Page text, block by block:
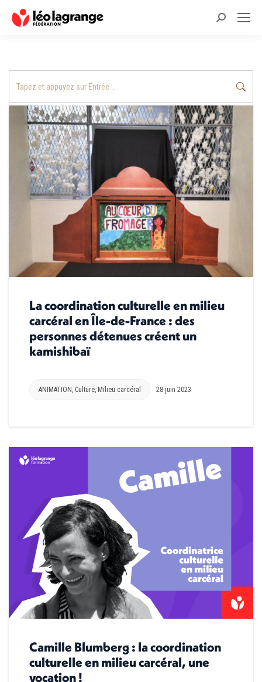
Recherche
La coordination culturelle en milieu
carcéral en Île-de-France : des
personnes détenues créent un
kamishibaï
ANIMATION, Culture, Milieu carcéral 28 juin 2023
Camille Blumberg : la coordination
culturelle en milieu carcéral, une
vocation !